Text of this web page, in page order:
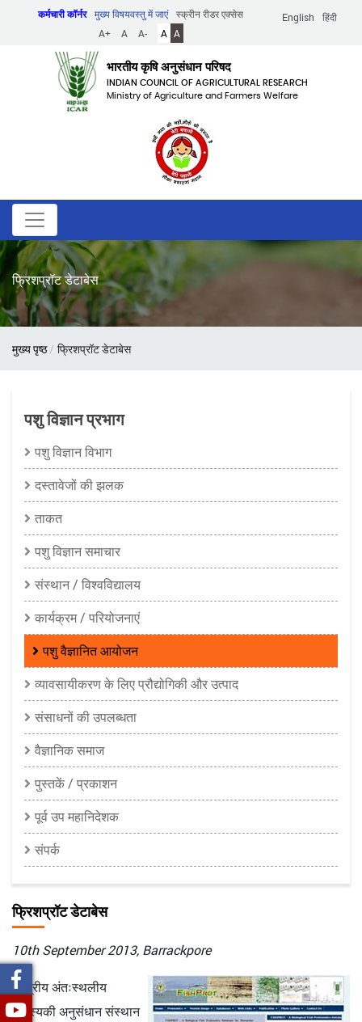
English हिंदी
कर्मचारी कॉर्नर मुख्य विषयवस्तु में जाएं
स्क्रीन रीडर एक्सेस
A+
A A- A A
भारतीय कृषि अनुसंधान परिषद
INDIAN COUNCIL OF AGRICULTURAL RESEARCH
Ministry of Agriculture and Farmers Welfare
फ्रिशप्रॉट डेटाबेस
पग
मुख्य पृष्ठ फ्रिशप्रॉट डेटाबेस
पशु विज्ञान प्रभाग
पशु विज्ञान विभाग
दस्तावेजों की झलक
ताकत
पशु विज्ञान समाचार
संस्थान / विश्वविद्यालय
कार्यक्रम / परियोजनाएं
पशु वैज्ञानित आयोजन
व्यावसायीकरण के लिए प्रौद्योगिकी और उत्पाद
संसाधनों की उपलब्धता
वैज्ञानिक समाज
पुस्तकें / प्रकाशन
पूर्व उप महानिदेशक
संपर्क
फ्रिशप्रॉट डेटाबेस
10th September 2013, Barrackpore
केन्द्रीय अंतःस्थलीय
मात्स्यिकी अनुसंधान संस्थान